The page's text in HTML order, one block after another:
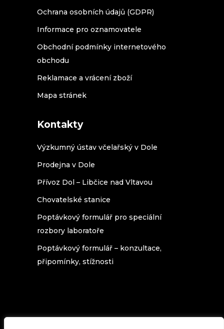
Ochrana osobních údajů (GDPR)
Informace pro oznamovatele
Obchodní podmínky internetového
obchodu
Reklamace a vrácení zboží
Mapa stránek
Kontakty
Výzkumný ústav včelařský v Dole
Prodejna v Dole
Přívoz Dol – Libčice nad Vltavou
Chovatelské stanice
Poptávkový formulář pro speciální
rozbory laboratoře
Poptávkový formulář – konzultace,
připomínky, stížnosti